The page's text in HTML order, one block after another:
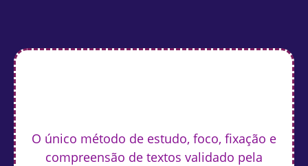
O único método de estudo, foco, fixação e
compreensão de textos validado pela